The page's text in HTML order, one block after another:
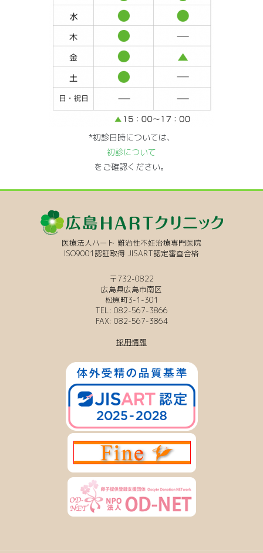
*初診日時については、
初診について
をご確認ください。
医療法人ハート 難治性不妊治療専門医院
ISO9001認証取得 JISART認定審査合格
〒732-0822
広島県広島市南区
松原町3-1-301
TEL: 082-567-3866
FAX: 082-567-3864
採用情報